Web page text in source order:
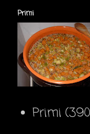
Primi
Primi